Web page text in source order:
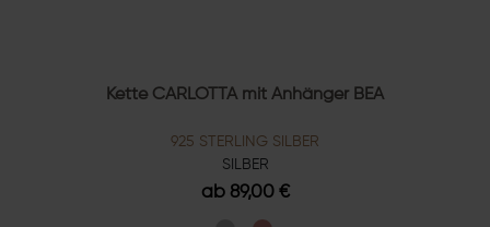
Kette CARLOTTA mit Anhänger BEA
925 STERLING SILBER
SILBER
ab 89,00 €